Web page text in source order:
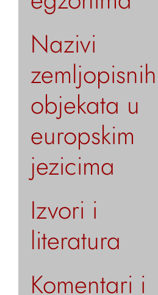
Nazivi
zemljopisnih
objekata u
europskim
jezicima
Izvori i
literatura
Komentari i